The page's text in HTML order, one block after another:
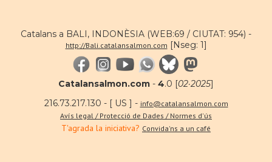
Catalans a BALI, INDONÈSIA (WEB:69 / CIUTAT: 954) -
http://Bali.catalansalmon.com [Nseg: 1]
Catalansalmon.com - 4.0 [02·2025]
216.73.217.130 - [ US ] - info@catalansalmon.com
Avís legal / Protecció de Dades / Normes d'ús
T'agrada la iniciativa? Convida'ns a un café